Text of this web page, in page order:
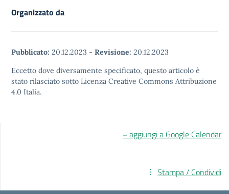
Organizzato da
Pubblicato: 20.12.2023 - Revisione: 20.12.2023
Eccetto dove diversamente specificato, questo articolo è
stato rilasciato sotto Licenza Creative Commons Attribuzione
4.0 Italia.
+ aggiungi a Google Calendar
Stampa / Condividi